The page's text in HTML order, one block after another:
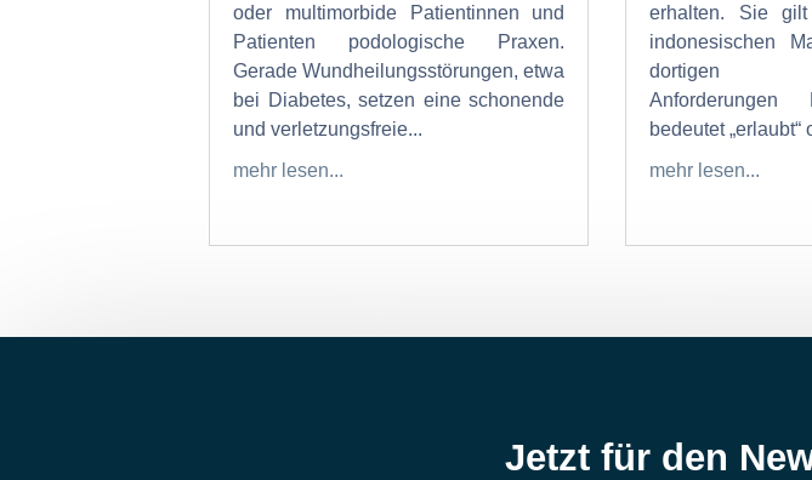
oder multimorbide Patientinnen und
Patienten podologische Praxen.
Gerade Wundheilungsstörungen, etwa
bei Diabetes, setzen eine schonende
und verletzungsfreie...
mehr lesen...
erhalten. Sie
indonesischen
dortigen
Anforderungen
bedeutet „erlaubt“
mehr lesen...
Jetzt für den